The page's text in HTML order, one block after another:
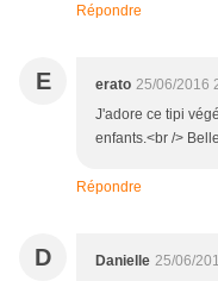
Répondre
E erato 25/06/2016
J'adore ce tipi
enfants.<br />
Répondre
D Danielle 25/06/